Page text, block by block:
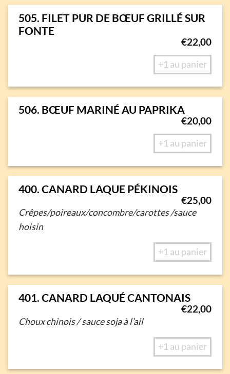
505. FILET PUR DE BŒUF GRILLÉ SUR
FONTE
€22,00
+1 au panier
506. BŒUF MARINÉ AU PAPRIKA
€20,00
+1 au panier
400. CANARD LAQUE PÉKINOIS
€25,00
Crêpes/poireaux/concombre/carottes /sauce
hoisin
+1 au panier
401. CANARD LAQUÉ CANTONAIS
€22,00
Choux chinois / sauce soja à l’ail
+1 au panier